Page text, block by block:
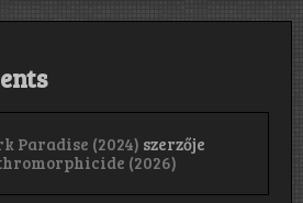
Paradise (2024) szerzője
(2026)